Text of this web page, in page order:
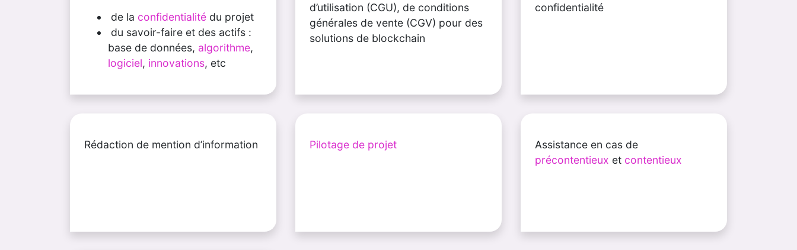
de la confidentialité du projet
du savoir-faire et des actifs :
base de données, algorithme,
logiciel, innovations, etc
d’utilisation (CGU), de conditions
générales de vente (CGV) pour des
solutions de blockchain
confidentialité
Rédaction de mention d’information Pilotage de projet
Assistance en cas de
précontentieux et contentieux